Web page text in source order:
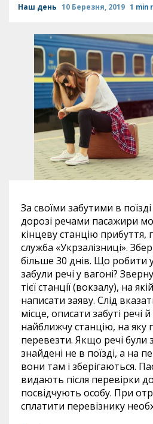
Наш день 10 Березня, 2019 1 min
За своїми забутими в
дорозі речами пасажири
кінцеву станцію прибуття,
служба «Укрзалізниці».
більше 30 днів. Що робити
забули речі у вагоні?
тієї станції (вокзалу), на
написати заяву. Слід
місце, описати забуті речі
найближчу станцію, на яку
перевезти. Якщо речі були
знайдені не в поїзді, а на
вони там і зберігаються.
видають після перевірки
посвідчують особу. При
сплатити перевізнику